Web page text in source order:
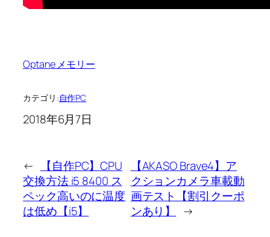
Optane メモリー
カテゴリ:自作PC
2018年6月7日
←
【自作PC】CPU
交換方法 i5 8400 ス
ペック高いのに温度
は低め【i5】
【AKASO Brave4】ア
クションカメラ車載動
画テスト【割引クーポ
ンあり】
→